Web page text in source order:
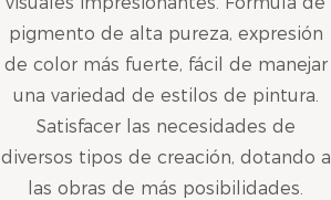
pigmento de alta pureza, expresión
de color más fuerte, fácil de manejar
una variedad de estilos de pintura.
Satisfacer las necesidades de
diversos tipos de creación, dotando a
las obras de más posibilidades.